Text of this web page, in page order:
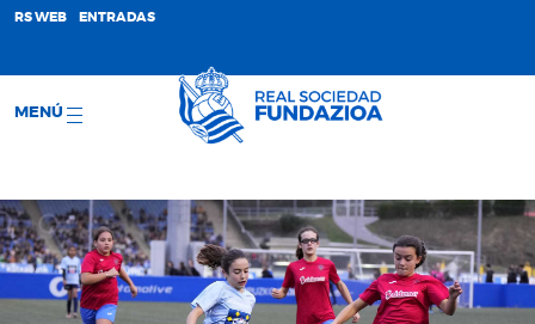
RS WEB ENTRADAS
MENÚ